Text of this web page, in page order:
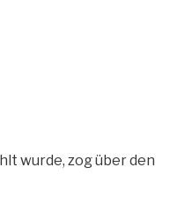
wurde, zog über den